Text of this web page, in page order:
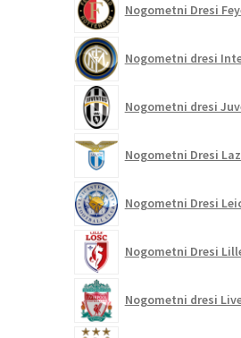
Nogometni Dresi
Nogometni dresi
Nogometni dresi
Nogometni Dresi
Nogometni Dresi
Nogometni Dresi
Nogometni dresi